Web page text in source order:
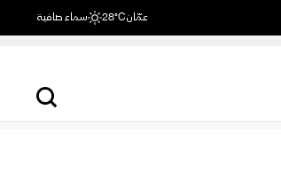
عمّان28°C سماء صافية